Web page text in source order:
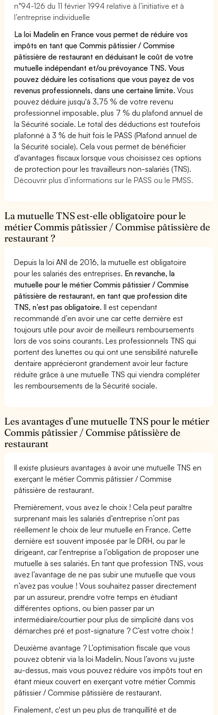
n°94-126 du 11 février 1994 relative à l’initiative et à
l’entreprise individuelle
La loi Madelin en France vous permet de réduire vos
impôts en tant que Commis pâtissier / Commise
pâtissière de restaurant en déduisant le coût de votre
mutuelle indépendant et/ou prévoyance TNS. Vous
pouvez déduire les cotisations que vous payez de vos
revenus professionnels, dans une certaine limite.Vous
pouvez déduire jusqu'à 3,75 % de votre revenu
professionnel imposable, plus 7 % du plafond annuel de
la Sécurité sociale. Le total des déductions est toutefois
plafonné à 3 % de huit fois le PASS (Plafond annuel de
la Sécurité sociale). Cela vous permet de bénéficier
d'avantages fiscaux lorsque vous choisissez ces options
de protection pour les travailleurs non-salariés (TNS).
Découvrir plus d’informations sur le PASS ou le PMSS.
La mutuelle TNS est-elle obligatoire pour le
métier Commis pâtissier / Commise pâtissière de
restaurant ?
Depuis la loi ANI de 2016, la mutuelle est obligatoire
pour les salariés des entreprises. En revanche, la
mutuelle pour le métier Commis pâtissier / Commise
pâtissière de restaurant, en tant que profession dite
TNS, n’est pas obligatoire.Il est cependant
recommandé d’en avoir une car cette dernière est
toujours utile pour avoir de meilleurs remboursements
lors de vos soins courants. Les professionnels TNS qui
portent des lunettes ou qui ont une sensibilité naturelle
dentaire apprécieront grandement avoir leur facture
réduite grâce à une mutuelle TNS qui viendra compléter
les remboursements de la Sécurité sociale.
Les avantages d’une mutuelle TNS pour le métier
Commis pâtissier / Commise pâtissière de
restaurant
Il existe plusieurs avantages à avoir une mutuelle TNS en
exerçant le métier Commis pâtissier / Commise
pâtissière de restaurant.
Premièrement, vous avez le choix ! Cela peut paraître
surprenant mais les salariés d’entreprise n’ont pas
réellement le choix de leur mutuelle en France. Cette
dernière est souvent imposée par le DRH, ou par le
dirigeant, car l'entreprise a l’obligation de proposer une
mutuelle à ses salariés. En tant que profession TNS, vous
avez l’avantage de ne pas subir une mutuelle que vous
n’avez pas voulue ! Vous souhaitez passer directement
par un assureur, prendre votre temps en étudiant
différentes options, ou bien passer par un
intermédiaire/courtier pour plus de simplicité dans vos
démarches pré et post-signature ? C’est votre choix !
Deuxième avantage ? L’optimisation fiscale que vous
pouvez obtenir via la loi Madelin. Nous l’avons vu juste
au-dessus, mais vous pouvez réduire vos impôts tout en
étant mieux couvert en exerçant votre métier Commis
pâtissier / Commise pâtissière de restaurant.
Finalement, c'est un peu plus de tranquillité et de